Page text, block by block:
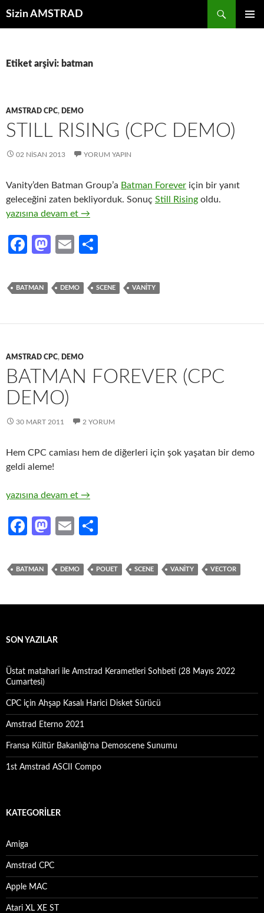
Sizin AMSTRAD
Etiket arşivi: batman
AMSTRAD CPC, DEMO
STILL RISING (CPC DEMO)
02 NISAN 2013 YORUM YAPIN
Vanity’den Batman Group’a Batman Forever için bir yanıt
geleceğini zaten bekliyorduk. Sonuç Still Rising oldu.
STILL RISING (CPC demo)
yazısına devam et →
Fa
b
o
M
to
o
E
ail ar
BATMAN DEMO SCENE VANITY
AMSTRAD CPC, DEMO
BATMAN FOREVER (CPC
DEMO)
30 MART 2011 2 YORUM
Hem CPC camiası hem de diğerleri için şok yaşatan bir demo
geldi aleme!
Batman Forever (CPC demo)
yazısına devam et →
Fa
b
o
M
to
o
E
ail ar
BATMAN DEMO POUET SCENE VANITY VECTOR
SON YAZILAR
Üstat matahari ile Amstrad Kerametleri Sohbeti (28 Mayıs 2022
Cumartesi)
CPC için Ahşap Kasalı Harici Disket Sürücü
Amstrad Eterno 2021
Fransa Kültür Bakanlığı’na Demoscene Sunumu
1st Amstrad ASCII Compo
KATEGORILER
Amiga
Amstrad CPC
Apple MAC
Atari XL XE ST